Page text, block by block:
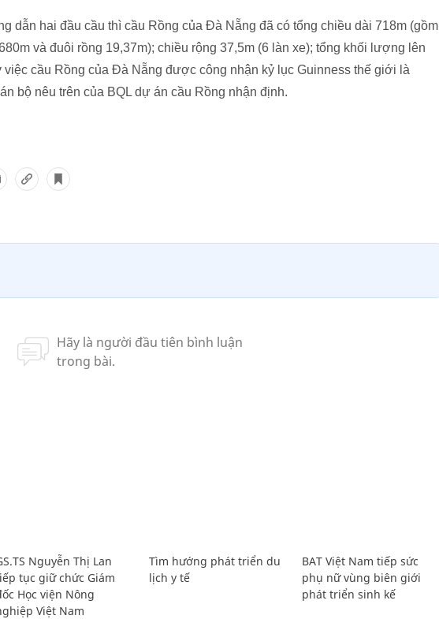
dẫn hai đầu cầu thì cầu Rồng của Đà Nẵng đã có tổng chiều dài 718m (gồm
và đuôi rồng 19,37m); chiều rộng 37,5m (6 làn xe); tổng khối lượng lên
việc cầu Rồng của Đà Nẵng được công nhận kỷ lục Guinness thế giới là
bộ nêu trên của BQL dự án cầu Rồng nhận định.
Nguyễn Thị Lan
tục giữ chức Giám
Học viện Nông
Việt Nam
Tìm hướng phát triển du
lịch y tế
BAT Việt Nam tiếp sức
phụ nữ vùng biên giới
phát triển sinh kế